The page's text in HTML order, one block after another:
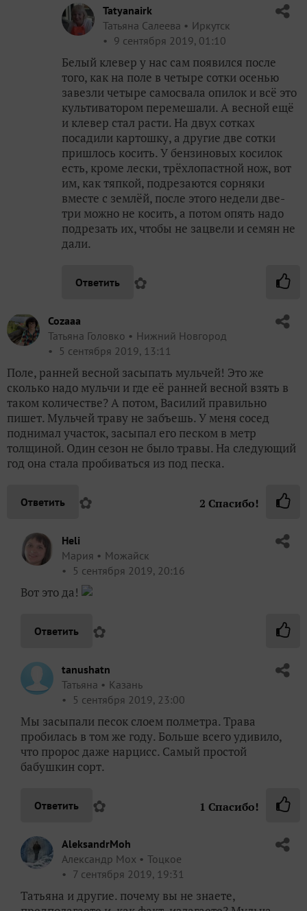
Tatyanairk
Татьяна Салеева
Иркутск
9 сентября 2019, 01:10
Белый клевер у нас сам появился после
того, как на поле в четыре сотки осенью
завезли четыре самосвала опилок и всё это
культиватором перемешали. А весной ещё
и клевер стал расти. На двух сотках
посадили картошку, а другие две сотки
пришлось косить. У бензиновых косилок
есть, кроме лески, трёхлопастной нож, вот
им, как тяпкой, подрезаются сорняки
вместе с землёй, после этого недели две-
три можно не косить, а потом опять надо
подрезать их, чтобы не зацвели и семян не
дали.
Ответить ✿
Cozaaa
Татьяна Головко
Нижний Новгород
5 сентября 2019, 13:11
Поле, ранней весной засыпать мульчей! Это же
сколько надо мульчи и где её ранней весной взять в
таком количестве? А потом, Василий правильно
пишет. Мульчей траву не забъешь. У меня сосед
поднимал участок, засыпал его песком в метр
толщиной. Один сезон не было травы. На следующий
год она стала пробиваться из под песка.
Ответить ✿ 2 Спасибо!
Heli
Мария
Можайск
5 сентября 2019, 20:16
Вот это да!
Ответить ✿
tanushatn
Татьяна
Казань
5 сентября 2019, 23:00
Мы засыпали песок слоем полметра. Трава
пробилась в том же году. Больше всего удивило,
что пророс даже нарцисс. Самый простой
бабушкин сорт.
Ответить ✿ 1 Спасибо!
AleksandrMoh
Александр Мох
Тоцкое
7 сентября 2019, 19:31
Татьяна и другие. почему вы не знаете,